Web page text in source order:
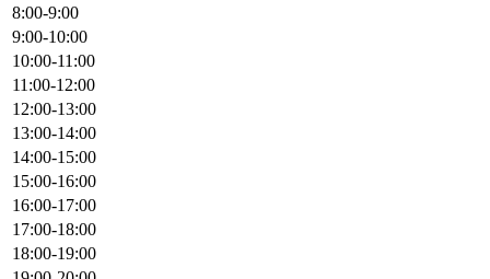
8:00-9:00
9:00-10:00
10:00-11:00
11:00-12:00
12:00-13:00
13:00-14:00
14:00-15:00
15:00-16:00
16:00-17:00
17:00-18:00
18:00-19:00